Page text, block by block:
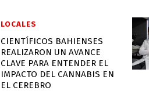
CIENTÍFICOS BAHIENSES
REALIZARON UN AVANCE
CLAVE PARA ENTENDER EL
IMPACTO DEL CANNABIS EN
EL CEREBRO
LOCALES